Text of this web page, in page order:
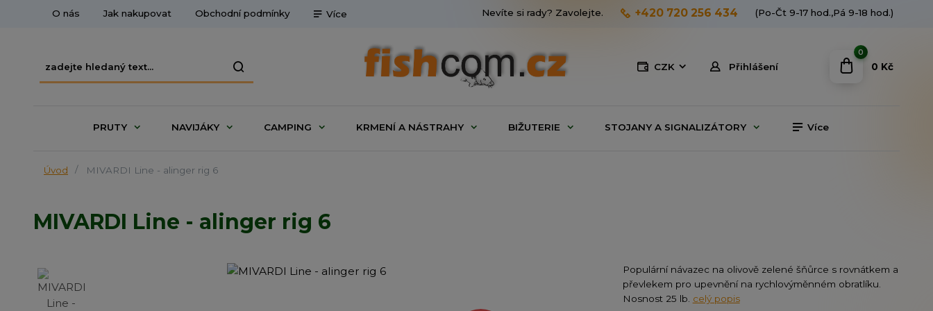
O nás Jak nakupovat Obchodní podmínky Více
CZK Přihlášení
Nevíte si rady? Zavolejte. +420 720 256 434 (Po-Čt 9-17 hod.,Pá 9-18 hod.)
0
0 Kč
PRUTY NAVIJÁKY CAMPING KRMENÍ A NÁSTRAHY BIŽUTERIE STOJANY A SIGNALIZÁTORY Více
Úvod MIVARDI Line - alinger rig 6
MIVARDI Line - alinger rig 6
Populární návazec na olivově zelené šňůrce s rovnátkem a
převlekem pro upevnění na rychlovýměnném obratlíku.
Nosnost 25 lb. celý popis